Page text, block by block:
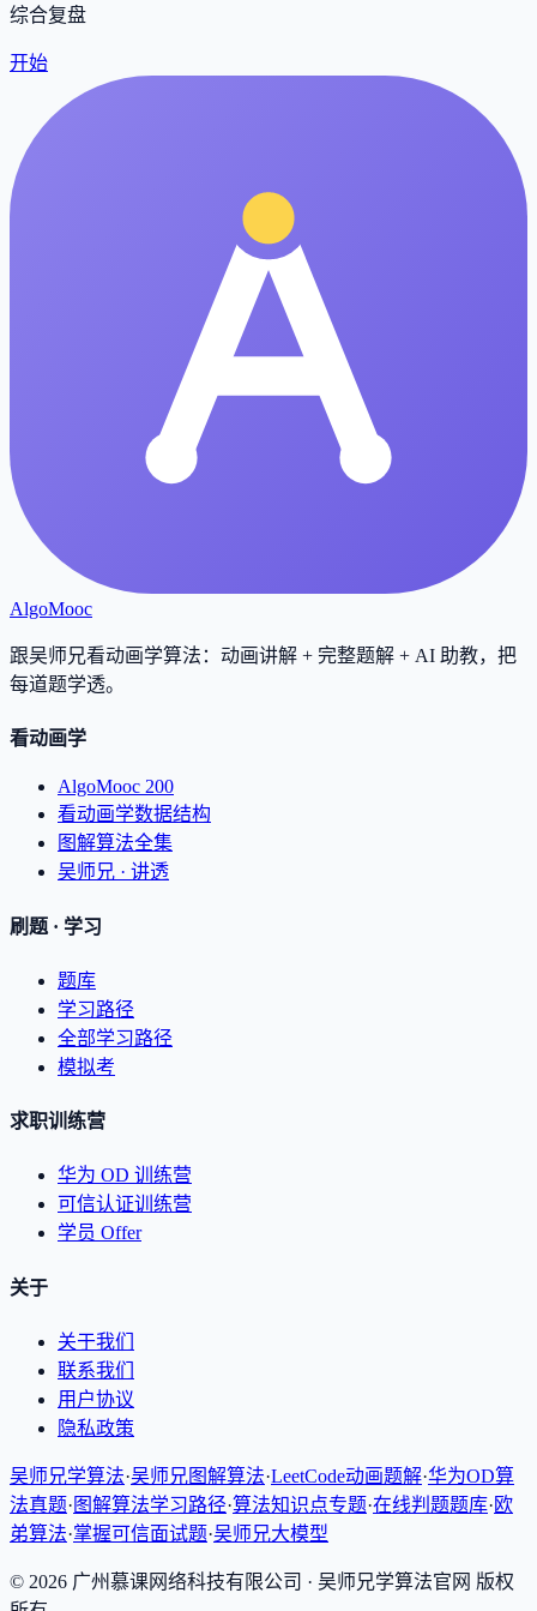
综合复盘
开始
AlgoMooc
跟吴师兄看动画学算法：动画讲解 + 完整题解 + AI 助教，把
每道题学透。
看动画学
AlgoMooc 200
看动画学数据结构
图解算法全集
吴师兄 · 讲透
刷题 · 学习
题库
学习路径
全部学习路径
模拟考
求职训练营
华为 OD 训练营
可信认证训练营
学员 Offer
关于
关于我们
联系我们
用户协议
隐私政策
吴师兄学算法·吴师兄图解算法·LeetCode动画题解·华为OD算
法真题· 图解算法学习路径·算法知识点专题·在线判题题库·欧
弟算法·掌握可信面试题·吴师兄大模型
© 2026 广州慕课网络科技有限公司 · 吴师兄学算法官网 版权